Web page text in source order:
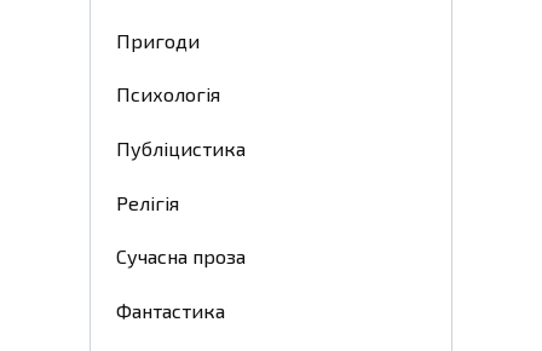
Пригоди
Психологія
Публіцистика
Релігія
Сучасна проза
Фантастика